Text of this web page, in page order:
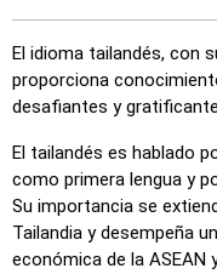
El idioma tailandés, con
proporciona
desafiantes y
El tailandés es hablado
como primera lengua y
Su importancia se
Tailandia y desempeña
económica de la ASEAN